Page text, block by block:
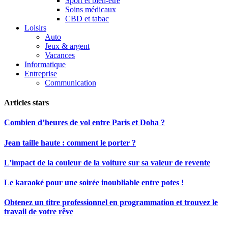
Soins médicaux
CBD et tabac
Loisirs
Auto
Jeux & argent
Vacances
Informatique
Entreprise
Communication
Articles stars
Combien d’heures de vol entre Paris et Doha ?
Jean taille haute : comment le porter ?
L’impact de la couleur de la voiture sur sa valeur de revente
Le karaoké pour une soirée inoubliable entre potes !
Obtenez un titre professionnel en programmation et trouvez le
travail de votre rêve